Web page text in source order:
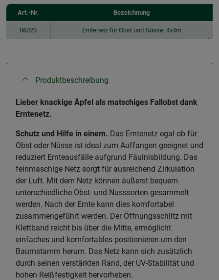
Art.-Nr. Bezeichnung
06020 Erntenetz für Obst und Nüsse, 4x4m
Produktbeschreibung
Lieber knackige Äpfel als matschiges Fallobst dank
Erntenetz.
Schutz und Hilfe in einem. Das Erntenetz egal ob für
Obst oder Nüsse ist ideal zum Auffangen geeignet und
reduziert Ernteausfälle aufgrund Fäulnisbildung. Das
feinmaschige Netz sorgt für ausreichend Zirkulation
der Luft. Mit dem Netz können äußerst bequem
unterschiedliche Obst- und Nusssorten gesammelt
werden. Nach der Ernte kann dies komfortabel
zusammengeführt werden. Der Öffnungsschlitz mit
Klettband reicht bis über die Mitte, ermöglicht
einfaches und komfortables positionieren um den
Baumstamm herum. Das Netz kann sich zusätzlich
durch seinen verstärkten Rand, der UV-Stabilität und
hohen Reißfestigkeit hervorheben.